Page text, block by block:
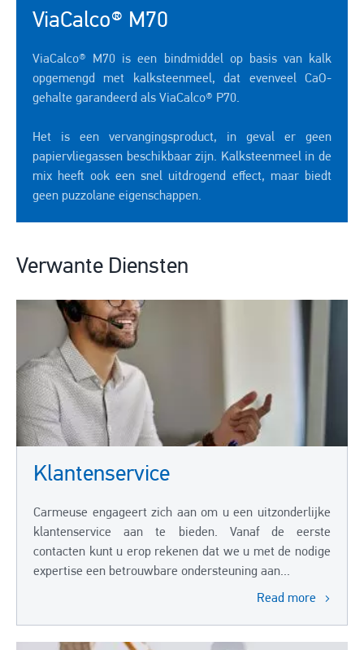
ViaCalco® M70
ViaCalco® M70 is een bindmiddel op basis van kalk
opgemengd met kalksteenmeel, dat evenveel CaO-
gehalte garandeerd als ViaCalco® P70.
Het is een vervangingsproduct, in geval er geen
papiervliegassen beschikbaar zijn. Kalksteenmeel in de
mix heeft ook een snel uitdrogend effect, maar biedt
geen puzzolane eigenschappen.
Verwante Diensten
Klantenservice
Carmeuse engageert zich aan om u een uitzonderlijke
klantenservice aan te bieden. Vanaf de eerste
contacten kunt u erop rekenen dat we u met de nodige
expertise een betrouwbare ondersteuning aan...
Read more